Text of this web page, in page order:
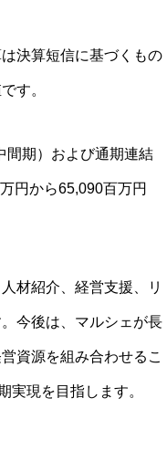
決算短信に基づくもの
す。
間期）および通期連結
円から65,090百万円
材紹介、経営支援、リ
今後は、マルシェが長
資源を組み合わせるこ
実現を目指します。